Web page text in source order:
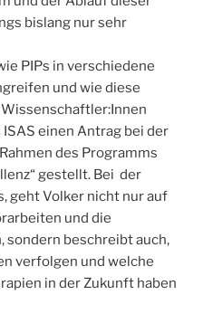
bislang nur sehr
PIPs in verschiedene
und wie diese
ISAS einen Antrag bei der
des Programms
gestellt. Bei der
geht Volker nicht nur auf
und die
sondern beschreibt auch,
verfolgen und welche
in der Zukunft haben